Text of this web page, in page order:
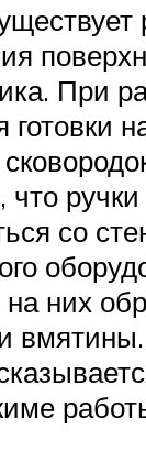
При
готовки
ручки
со
на них